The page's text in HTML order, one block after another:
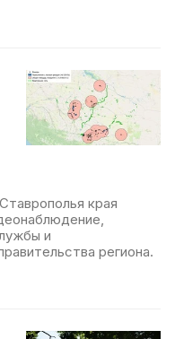
края
и
региона.